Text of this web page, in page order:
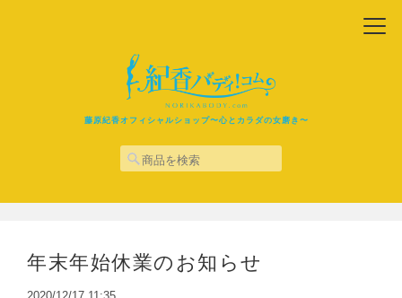
藤原紀香オフィシャルショップ〜心とカラダの女磨き〜
年末年始休業のお知らせ